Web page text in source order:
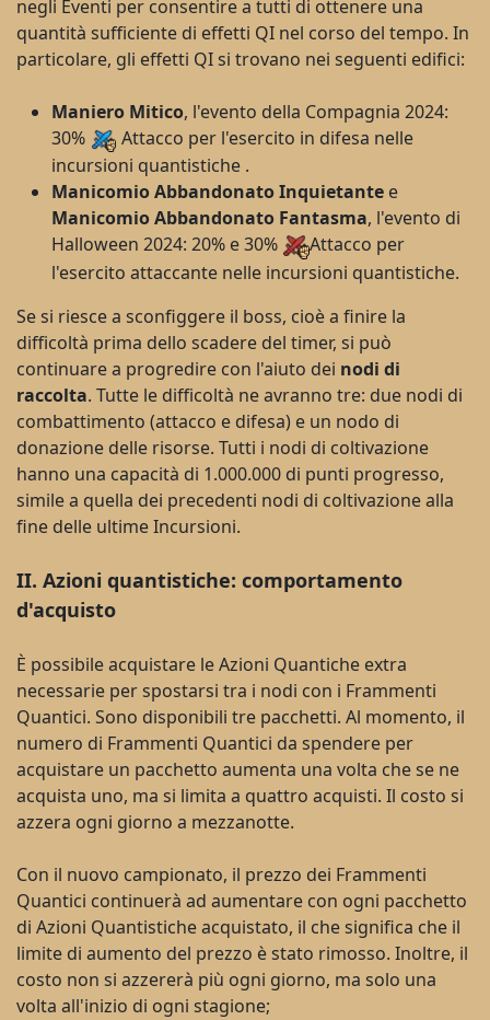
negli Eventi per consentire a tutti di ottenere una
quantità sufficiente di effetti QI nel corso del tempo. In
particolare, gli effetti QI si trovano nei seguenti edifici:
Maniero Mitico, l'evento della Compagnia 2024:
30%
Attacco per l'esercito in difesa nelle
incursioni quantistiche .
Manicomio Abbandonato Inquietante e
Manicomio Abbandonato Fantasma, l'evento di
Halloween 2024: 20% e 30%
Attacco per
l'esercito attaccante nelle incursioni quantistiche.
Se si riesce a sconfiggere il boss, cioè a finire la
difficoltà prima dello scadere del timer, si può
continuare a progredire con l'aiuto dei nodi di
raccolta. Tutte le difficoltà ne avranno tre: due nodi di
combattimento (attacco e difesa) e un nodo di
donazione delle risorse. Tutti i nodi di coltivazione
hanno una capacità di 1.000.000 di punti progresso,
simile a quella dei precedenti nodi di coltivazione alla
fine delle ultime Incursioni.
II. Azioni quantistiche: comportamento
d'acquisto
È possibile acquistare le Azioni Quantiche extra
necessarie per spostarsi tra i nodi con i Frammenti
Quantici. Sono disponibili tre pacchetti. Al momento, il
numero di Frammenti Quantici da spendere per
acquistare un pacchetto aumenta una volta che se ne
acquista uno, ma si limita a quattro acquisti. Il costo si
azzera ogni giorno a mezzanotte.
Con il nuovo campionato, il prezzo dei Frammenti
Quantici continuerà ad aumentare con ogni pacchetto
di Azioni Quantisticheacquistato, il che significa che il
limite di aumento del prezzo è stato rimosso. Inoltre, il
costo non si azzererà più ogni giorno, ma solo una
volta all'inizio di ogni stagione;